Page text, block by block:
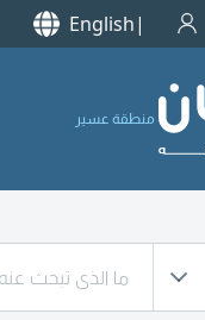
English
منطقة عسير